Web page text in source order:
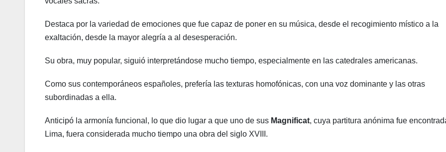
Destaca por la variedad de emociones que fue capaz de poner en su música, desde el recogimiento místico a la
exaltación, desde la mayor alegría a al desesperación.
Su obra, muy popular, siguió interpretándose mucho tiempo, especialmente en las catedrales americanas.
Como sus contemporáneos españoles, prefería las texturas homofónicas, con una voz dominante y las otras
subordinadas a ella.
Anticipó la armonía funcional, lo que dio lugar a que uno de sus Magnificat, cuya partitura anónima fue
Lima, fuera considerada mucho tiempo una obra del siglo XVIII.